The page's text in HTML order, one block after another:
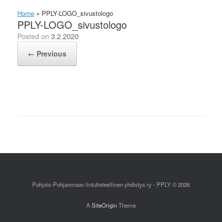
Home » PPLY-LOGO_sivustologo
PPLY-LOGO_sivustologo
Posted on 3.2.2020
← Previous
Pohjois-Pohjanmaan lintutieteellinen yhdistys ry - PPLY © 2026
A SiteOriginTheme